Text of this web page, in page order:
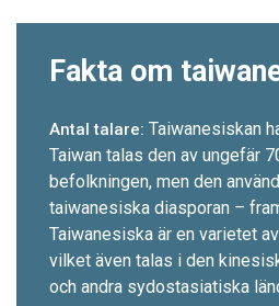
Fakta om
Antal talare: Taiwanesiskan
Taiwan talas den av ungefär
befolkningen, men den
taiwanesiska diasporan –
Taiwanesiska är en varietet
vilket även talas i den
och andra sydostasiatiska